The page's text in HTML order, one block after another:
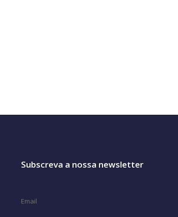
Subscreva a nossa newsletter